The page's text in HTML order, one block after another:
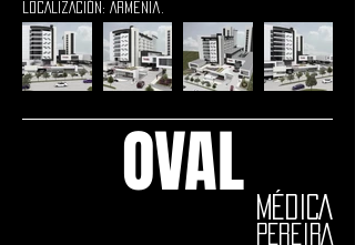
LOCALIZACIÓN: Armenia.
PEREIRA
MÉDICA
OVAL